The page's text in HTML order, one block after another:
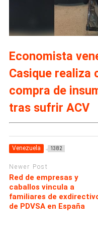
Economista
Casique realiza
compra de
tras sufrir ACV
Venezuela 1382
Newer Post
Red de empresas y
caballos vincula a
familiares de
de PDVSA en España